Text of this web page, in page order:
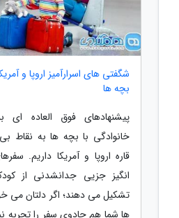
شگفتی های اسرارآمیز اروپا و
بچه ها
پیشنهادهای فوق العاده ای
خانوادگی با بچه ها به نقاط
قاره اروپا و آمریکا داریم.
انگیز جزیی جدانشدنی از
تشکیل می دهند؛ اگر دلتان می
ها شما هم جادوی سفر را تجربه